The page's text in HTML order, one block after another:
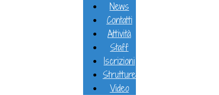
News
Contatti
Attività
Staff
Iscrizioni
Strutture
Video